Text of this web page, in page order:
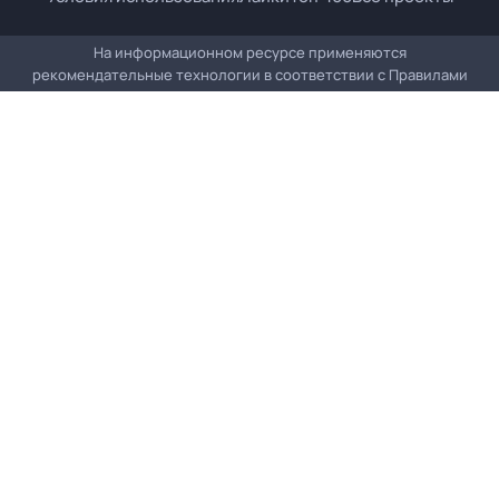
На информационном ресурсе применяются
рекомендательные технологии в соответствии с Правилами